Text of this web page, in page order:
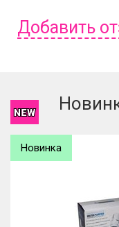
Добавить
Новинка